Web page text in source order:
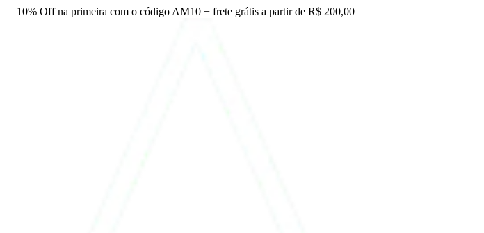
10% Off na primeira com o código AM10 + frete grátis a partir de R$ 200,00